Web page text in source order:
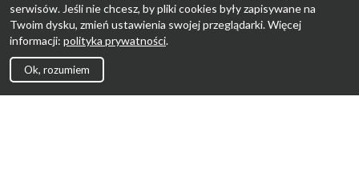
serwisów. Jeśli nie chcesz, by pliki cookies były zapisywane na
Twoim dysku, zmień ustawienia swojej przeglądarki. Więcej
informacji: polityka prywatności.
Ok, rozumiem